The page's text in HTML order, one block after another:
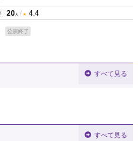
20 人 / 4.4
公演終了
すべて見る
すべて見る